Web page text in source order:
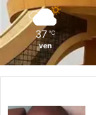
37 ℃
ven